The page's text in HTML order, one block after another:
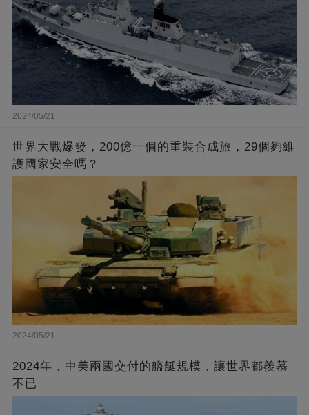
2024/05/21
世界大戰爆發，200億一個的重裝合成旅，29個夠維
護國家安全嗎？
2024/05/21
2024年，中美兩國交付的艦艇規模，讓世界都羨慕
不已